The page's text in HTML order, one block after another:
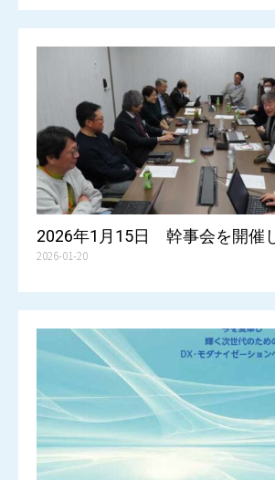
2026年1月15日 幹事会を開催
2026-01-20